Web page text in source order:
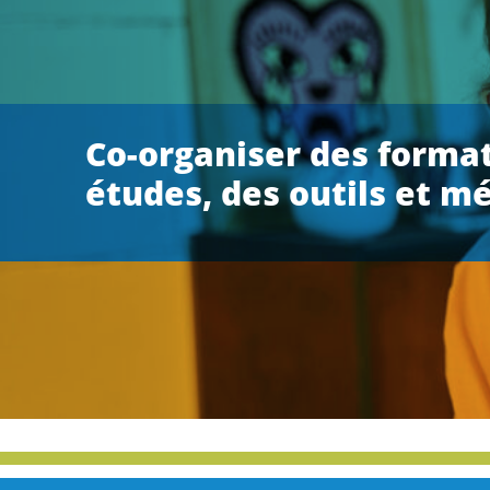
Co-organiser des
études, des outils et